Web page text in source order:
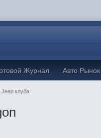
Журнал Авто Рынок
Jeep клуба